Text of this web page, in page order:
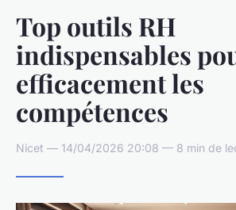
Top outils RH
indispensables
efficacement les
compétences
Nicet — 14/04/2026 20:08 — 8 min de